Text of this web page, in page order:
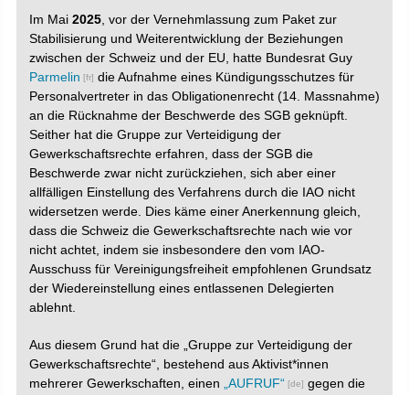
Im Mai 2025, vor der Vernehmlassung zum Paket zur
Stabilisierung und Weiterentwicklung der Beziehungen
zwischen der Schweiz und der EU, hatte Bundesrat Guy
Parmelin
die Aufnahme eines Kündigungsschutzes für
Personalvertreter in das Obligationenrecht (14. Massnahme)
an die Rücknahme der Beschwerde des SGB geknüpft.
Seither hat die Gruppe zur Verteidigung der
Gewerkschaftsrechte erfahren, dass der SGB die
Beschwerde zwar nicht zurückziehen, sich aber einer
allfälligen Einstellung des Verfahrens durch die IAO nicht
widersetzen werde. Dies käme einer Anerkennung gleich,
dass die Schweiz die Gewerkschaftsrechte nach wie vor
nicht achtet, indem sie insbesondere den vom IAO-
Ausschuss für Vereinigungsfreiheit empfohlenen Grundsatz
der Wiedereinstellung eines entlassenen Delegierten
ablehnt.
Aus diesem Grund hat die „Gruppe zur Verteidigung der
Gewerkschaftsrechte“, bestehend aus Aktivist*innen
mehrerer Gewerkschaften, einen „AUFRUF“
gegen die